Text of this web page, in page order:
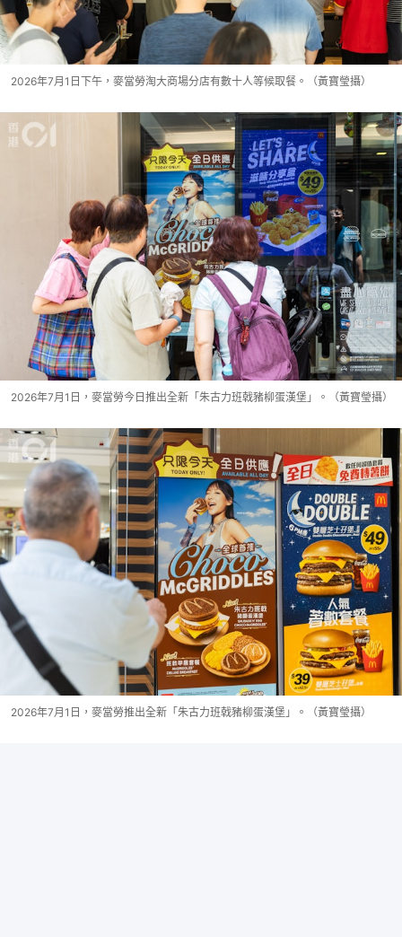
2026年7月1日下午，麥當勞淘大商場分店有數十人等候取餐。（黃寶瑩攝）
2026年7月1日，麥當勞今日推出全新「朱古力班戟豬柳蛋漢堡」。（黃寶瑩攝）
2026年7月1日，麥當勞推出全新「朱古力班戟豬柳蛋漢堡」。（黃寶瑩攝）